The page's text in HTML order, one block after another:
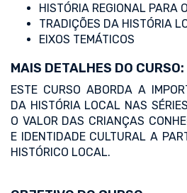
HISTÓRIA REGIONAL PARA
TRADIÇÕES DA HISTÓRIA
EIXOS TEMÁTICOS
MAIS DETALHES DO CURSO:
ESTE CURSO ABORDA A
DA HISTÓRIA LOCAL NAS
O VALOR DAS CRIANÇAS
E IDENTIDADE CULTURAL A
HISTÓRICO LOCAL.